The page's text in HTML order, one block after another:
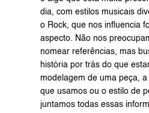
dia, com estilos musicais
o Rock, que nos influencia
aspecto. Não nos
nomear referências, mas
história por trás do que
modelagem de uma peça,
que usamos ou o estilo de
juntamos todas essas